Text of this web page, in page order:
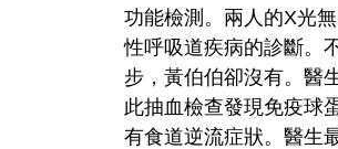
功能檢測。兩人的X光
性呼吸道疾病的診斷。
步，黃伯伯卻沒有。醫
此抽血檢查發現免疫球
有食道逆流症狀。醫生